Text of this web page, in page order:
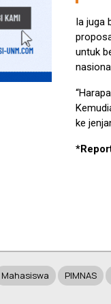
Ia juga
untuk
ke
Mahasiswa PIMNAS